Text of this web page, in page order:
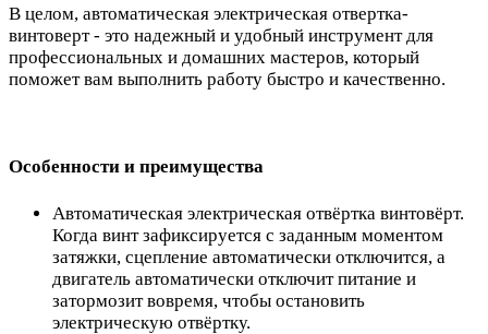
В целом, автоматическая электрическая отвертка-
винтоверт - это надежный и удобный инструмент для
профессиональных и домашних мастеров, который
поможет вам выполнить работу быстро и качественно.
Особенности и преимущества
Автоматическая электрическая отвёртка винтовёрт.
Когда винт зафиксируется с заданным моментом
затяжки, сцепление автоматически отключится, а
двигатель автоматически отключит питание и
затормозит вовремя, чтобы остановить
электрическую отвёртку.